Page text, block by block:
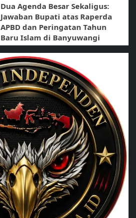
Dua Agenda Besar Sekaligus:
Jawaban Bupati atas Raperda
APBD dan Peringatan Tahun
Baru Islam di Banyuwangi